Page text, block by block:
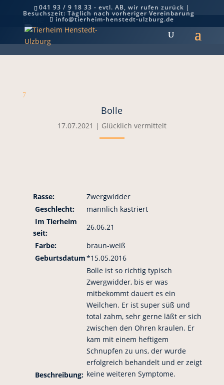
041 93 / 9 18 33 - evtl. AB, wir rufen zurück |
Besuchszeit: Täglich nach vorheriger Vereinbarung
info@tierheim-henstedt-ulzburg.de
Bolle
7
Bolle
17.07.2021 | Glücklich vermittelt
Rasse:
Zwergwidder
Geschlecht:
männlich kastriert
Im Tierheim
seit:
26.06.21
Farbe:
braun-weiß
Geburtsdatum*15.05.2016
Beschreibung:
Bolle ist so richtig typisch
Zwergwidder, bis er was
mitbekommt dauert es ein
Weilchen. Er ist super süß und
total zahm, sehr gerne läßt er sich
zwischen den Ohren kraulen. Er
kam mit einem heftigem
Schnupfen zu uns, der wurde
erfolgreich behandelt und er zeigt
keine weiteren Symptome.